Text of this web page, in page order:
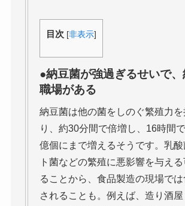
目次 [非表示]
●納豆菌が強過ぎるせいで
職場がある
納豆菌は他の菌をしのぐ繁殖力
り、約30分間で倍増し、16時間
億個にまで増えるそうです。乳酸
ト菌などの繁殖に悪影響を与え
ることから、食品製造の現場では
されることも。例えば、造り酒